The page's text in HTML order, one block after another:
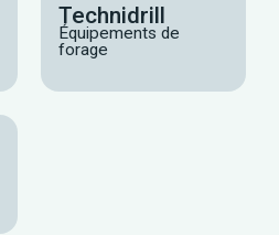
Technidrill
Équipements de
forage